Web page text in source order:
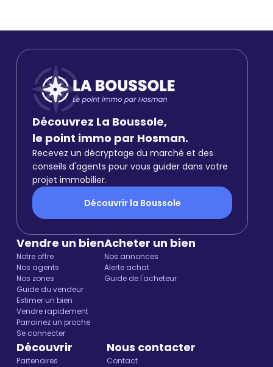
Découvrez La Boussole,
le point immo par Hosman.
Recevez un décryptage du marché et des
conseils d'agents pour vous guider dans votre
projet immobilier.
Découvrir la Boussole
Vendre un bien
Notre offre
Nos agents
Nos zones
Guide du vendeur
Estimer un bien
Vendre rapidement
Parrainez un proche
Se connecter
Acheter un bien
Nos annonces
Alerte achat
Guide de l'acheteur
Découvrir
Partenaires
Nous contacter
Contact